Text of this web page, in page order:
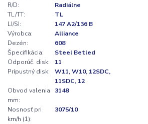
R/D:
Radiálne
TL/TT:
TL
LI/SI:
147 A2/136 B
Výrobca:
Alliance
Dezén:
608
Špecifikácia:
Steel Betled
Odporúč. disk:
11
Prípustný disk:
W11, W10, 12SDC,
11SDC, 12
Obvod valenia
mm:
3148
Nosnosť pri
km/h (1):
3075/10